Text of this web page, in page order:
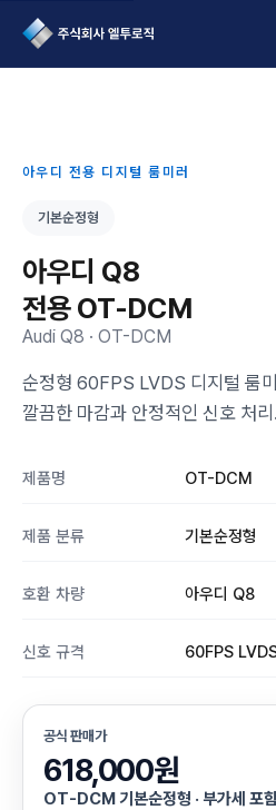
L2Logic 1onetake
아우디 전용 디지털 룸미러
기본순정형
아우디 Q8
전용 OT-DCM
Audi Q8 · OT-DCM
순정형 60FPS LVDS 디지털 룸
깔끔한 마감과 안정적인 신호 처리.
제품명 OT-DCM
제품 분류 기본순정형
호환 차량 아우디 Q8
신호 규격 60FPS
공식 판매가
618,000원
OT-DCM 기본순정형 · 부가세 포